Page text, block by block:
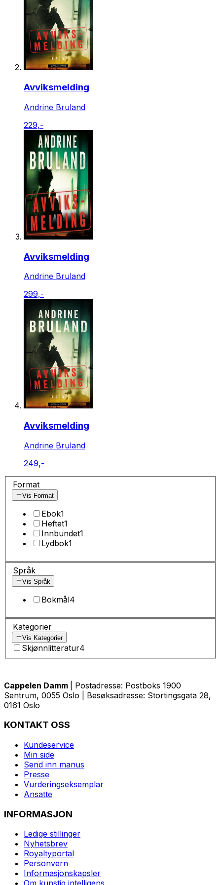
Avviksmelding
Andrine Bruland
229,-
Avviksmelding
Andrine Bruland
299,-
Avviksmelding
Andrine Bruland
249,-
Format
Vis Format
Ebok1
Heftet1
Innbundet1
Lydbok1
Språk
Vis Språk
Bokmål4
Kategorier
Vis Kategorier
Skjønnlitteratur4
Cappelen Damm
| Postadresse: Postboks 1900
Sentrum, 0055 Oslo | Besøksadresse: Stortingsgata 28,
0161 Oslo
KONTAKT OSS
Kundeservice
Min side
Send inn manus
Presse
Vurderingseksemplar
Ansatte
INFORMASJON
Ledige stillinger
Nyhetsbrev
Royaltyportal
Personvern
Informasjonskapsler